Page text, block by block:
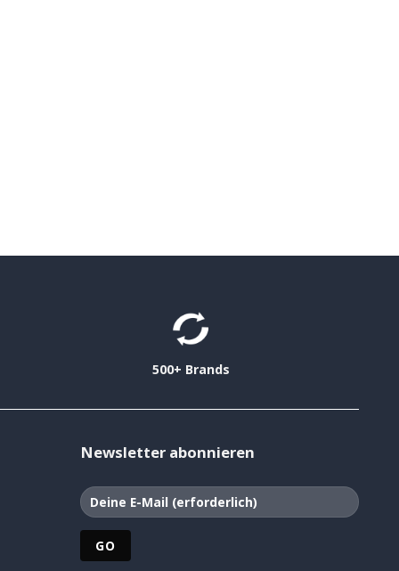
500+ Brands
Newsletter abonnieren